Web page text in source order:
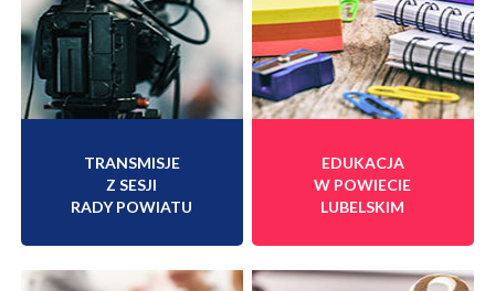
TRANSMISJE
Z SESJI
RADY POWIATU
EDUKACJA
W POWIECIE
LUBELSKIM